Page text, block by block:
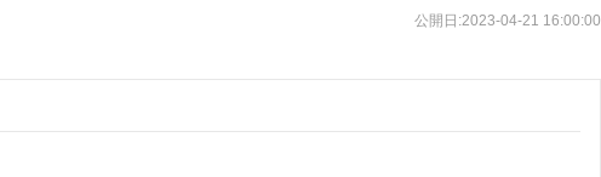
公開日:2023-04-21 16:00:00